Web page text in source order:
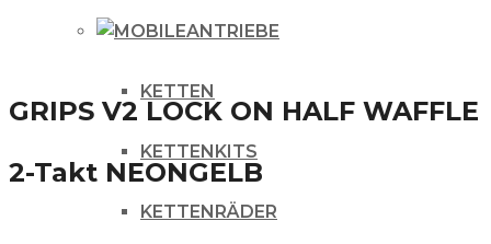
ANTRIEBE
KETTEN
KETTENKITS
KETTENRÄDER
GRIPS V2 LOCK ON HALF WAFFLE
2-Takt NEONGELB